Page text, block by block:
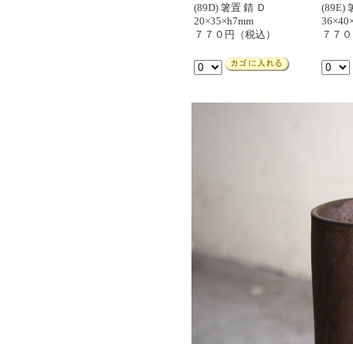
(89D) 箸置 錆 Ｄ
20×35×h7mm
７７０円（税込）
(89E)
７７